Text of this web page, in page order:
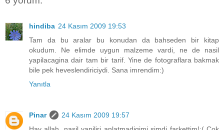
hindiba 24 Kasım 2009 19:53
Tam da bu aralar bu konudan da bahseden bir kitap
okudum. Ne elimde uygun malzeme vardi, ne de nasil
yapilacagina dair tam bir tarif. Yine de fotograflara bakmak
bile pek heveslendiriciydi. Sana imrendim:)
Yanıtla
Pinar
24 Kasım 2009 19:57